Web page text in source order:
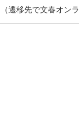
（遷移先で文春オンラ